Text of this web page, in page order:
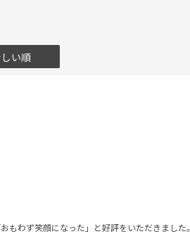
い順
もわず笑顔になった」と好評をいただきました。